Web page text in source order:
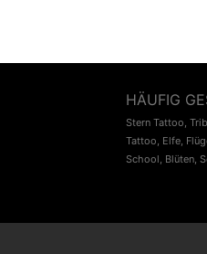
HÄUFIG
Stern Tattoo,
Tattoo, Elfe,
School, Blüten,